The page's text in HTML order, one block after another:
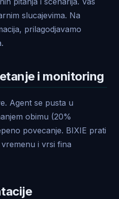
slucajevima. Na
prilagodjavamo
i monitoring
Agent se pusta u
obimu (20%
povecanje. BIXIE prati
i vrsi fina